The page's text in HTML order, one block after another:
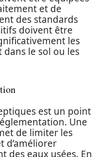
et de
des standards
doivent être
les
le sol ou les
est un point
Une
de limiter les
d’améliorer
des eaux usées. En